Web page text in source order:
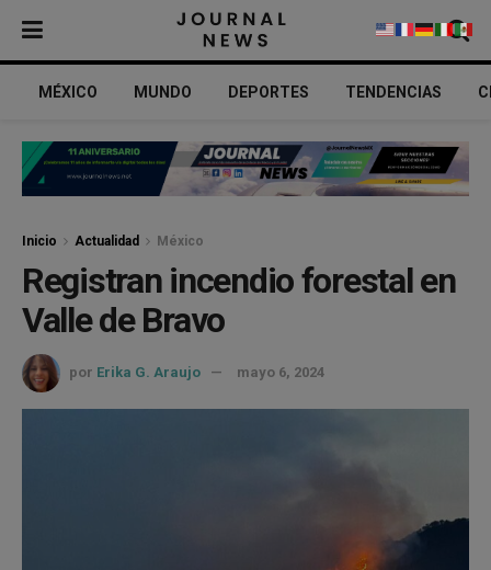
MÉXICO MUNDO DEPORTES TENDENCIAS
Inicio Actualidad México
Registran incendio forestal en
Valle de Bravo
por Erika G. Araujo mayo 6, 2024